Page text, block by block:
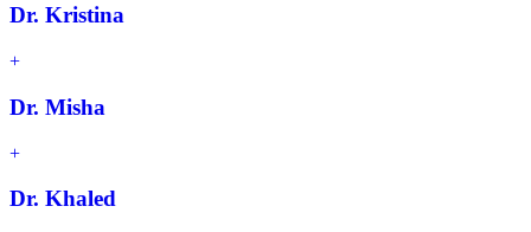
Dr. Kristina
Dr. Misha
Dr. Khaled